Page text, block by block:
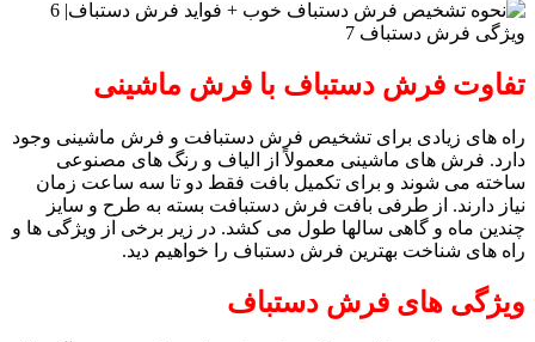
تفاوت فرش دستباف با فرش ماشینی
راه های زیادی برای تشخیص فرش دستبافت و فرش ماشینی وجود
دارد. فرش های ماشینی معمولاً از الیاف و رنگ های مصنوعی
ساخته می شوند و برای تکمیل بافت فقط دو تا سه ساعت زمان
نیاز دارند. از طرفی بافت فرش دستبافت بسته به طرح و سایز
چندین ماه و گاهی سالها طول می کشد. در زیر برخی از ویژگی ها و
راه های شناخت بهترین فرش دستباف را خواهیم دید.
ویژگی های فرش دستباف